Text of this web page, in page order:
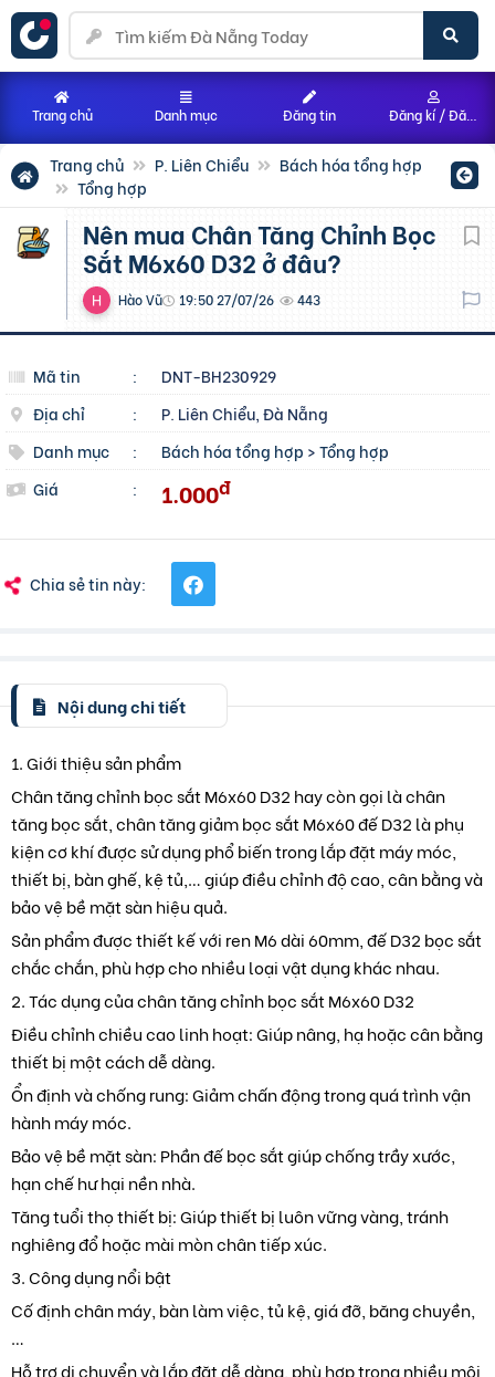
Trang chủ P. Liên Chiểu
Bách hóa tổng hợp
Tổng hợp
Nên mua Chân Tăng Chỉnh Bọc
Sắt M6x60 D32 ở đâu?
Hào Vũ 19:50 27/07/26 443
Mã tin :
DNT-BH230929
Địa chỉ
:
P. Liên Chiểu, Đà Nẵng
Danh mục
: Bách hóa tổng hợp >Tổng hợp
Giá
: 1.000đ
Chia sẻ tin này:
Nội dung chi tiết
1. Giới thiệu sản phẩm
Chân tăng chỉnh bọc sắt M6x60 D32 hay còn gọi là chân
tăng bọc sắt, chân tăng giảm bọc sắt M6x60 đế D32 là phụ
kiện cơ khí được sử dụng phổ biến trong lắp đặt máy móc,
thiết bị, bàn ghế, kệ tủ,… giúp điều chỉnh độ cao, cân bằng và
bảo vệ bề mặt sàn hiệu quả.
Sản phẩm được thiết kế với ren M6 dài 60mm, đế D32 bọc sắt
chắc chắn, phù hợp cho nhiều loại vật dụng khác nhau.
2. Tác dụng của chân tăng chỉnh bọc sắt M6x60 D32
Điều chỉnh chiều cao linh hoạt: Giúp nâng, hạ hoặc cân bằng
thiết bị một cách dễ dàng.
Ổn định và chống rung: Giảm chấn động trong quá trình vận
hành máy móc.
Bảo vệ bề mặt sàn: Phần đế bọc sắt giúp chống trầy xước,
hạn chế hư hại nền nhà.
Tăng tuổi thọ thiết bị: Giúp thiết bị luôn vững vàng, tránh
nghiêng đổ hoặc mài mòn chân tiếp xúc.
3. Công dụng nổi bật
Cố định chân máy, bàn làm việc, tủ kệ, giá đỡ, băng chuyền,
…
Hỗ trợ di chuyển và lắp đặt dễ dàng, phù hợp trong nhiều môi
Trang chủ Danh mục Đăng tin